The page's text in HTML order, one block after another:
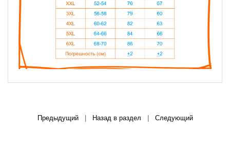
Предыдущий| Назад в раздел Следующий